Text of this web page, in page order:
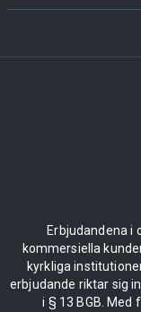
Erbjudandena i
kommersiella
kyrkliga
erbjudande riktar sig
i § 13 BGB.